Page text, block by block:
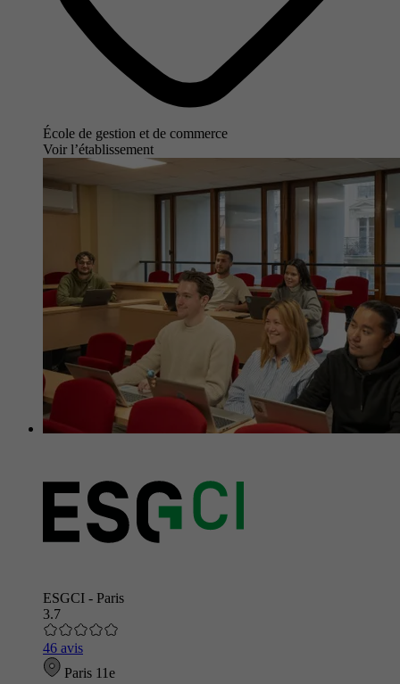
École de gestion et de commerce
Voir l’établissement
ESGCI - Paris
3.7
46 avis
Paris 11e